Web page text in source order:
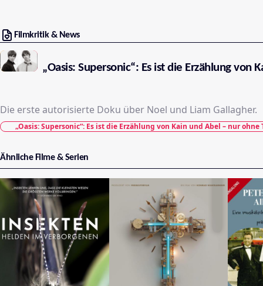
Filmkritik & News
„Oasis: Supersonic“: Es ist die Erzählung von
Die erste autorisierte Doku über Noel und Liam Gallagher.
„Oasis: Supersonic“: Es ist die Erzählung von Kain und Abel – nur ohne
Ähnliche Filme & Serien